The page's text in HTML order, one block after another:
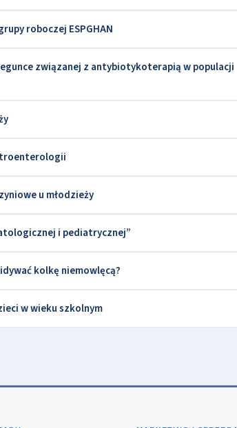
roboczej ESPGHAN
związanej z antybiotykoterapią w populacji
u młodzieży
i pediatrycznej”
kolkę niemowlęcą?
w wieku szkolnym